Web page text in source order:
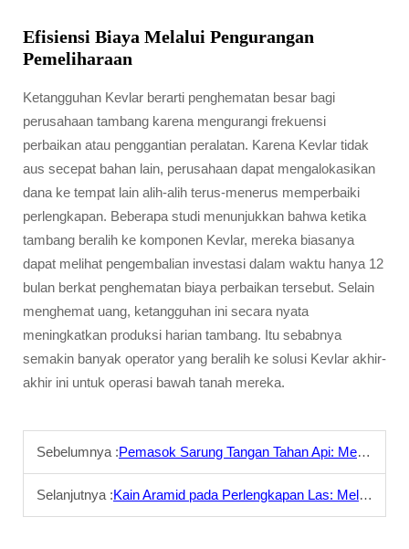
Efisiensi Biaya Melalui Pengurangan
Pemeliharaan
Ketangguhan Kevlar berarti penghematan besar bagi
perusahaan tambang karena mengurangi frekuensi
perbaikan atau penggantian peralatan. Karena Kevlar tidak
aus secepat bahan lain, perusahaan dapat mengalokasikan
dana ke tempat lain alih-alih terus-menerus memperbaiki
perlengkapan. Beberapa studi menunjukkan bahwa ketika
tambang beralih ke komponen Kevlar, mereka biasanya
dapat melihat pengembalian investasi dalam waktu hanya 12
bulan berkat penghematan biaya perbaikan tersebut. Selain
menghemat uang, ketangguhan ini secara nyata
meningkatkan produksi harian tambang. Itu sebabnya
semakin banyak operator yang beralih ke solusi Kevlar akhir-
akhir ini untuk operasi bawah tanah mereka.
Sebelumnya :Pemasok Sarung Tangan Tahan Api: Memenuhi Standar EN untuk Tim Pemadam Kebakaran
Selanjutnya :Kain Aramid pada Perlengkapan Las: Melindungi Pekerja dari Percikan dan Panas